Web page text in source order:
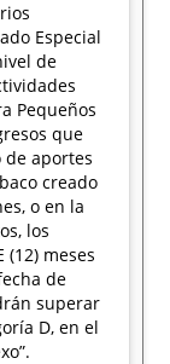
Especial
de
Pequeños
que
de aportes
creado
o en la
los
(12) meses
de
superar
D, en el